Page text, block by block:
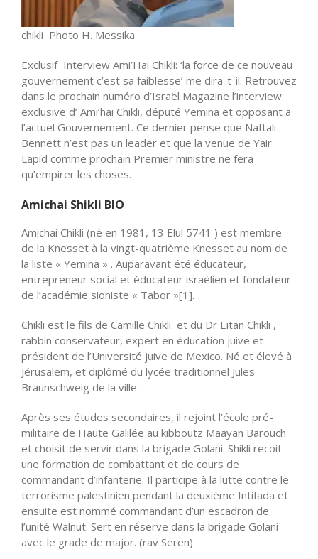
chikli Photo H. Messika
Exclusif Interview Ami’Hai Chikli: ‘la force de ce nouveau
gouvernement c’est sa faiblesse’ me dira-t-il. Retrouvez
dans le prochain numéro d’Israël Magazine l’interview
exclusive d’ Ami’hai Chikli, député Yemina et opposant a
l’actuel Gouvernement. Ce dernier pense que Naftali
Bennett n’est pas un leader et que la venue de Yair
Lapid comme prochain Premier ministre ne fera
qu’empirer les choses.
Amichai Shikli BIO
Amichai Chikli (né en 1981, 13 Elul 5741 ) est membre
de la Knesset à la vingt-quatrième Knesset au nom de
la liste « Yemina » . Auparavant été éducateur,
entrepreneur social et éducateur israélien et fondateur
de l’académie sioniste « Tabor »[1].
Chikli est le fils de Camille Chikli et du Dr Eitan Chikli ,
rabbin conservateur, expert en éducation juive et
président de l’Université juive de Mexico. Né et élevé à
Jérusalem, et diplômé du lycée traditionnel Jules
Braunschweig de la ville.
Après ses études secondaires, il rejoint l’école pré-
militaire de Haute Galilée au kibboutz Maayan Barouch
et choisit de servir dans la brigade Golani. Shikli recoit
une formation de combattant et de cours de
commandant d’infanterie. Il participe à la lutte contre le
terrorisme palestinien pendant la deuxième Intifada et
ensuite est nommé commandant d’un escadron de
l’unité Walnut. Sert en réserve dans la brigade Golani
avec le grade de major. (rav Seren)